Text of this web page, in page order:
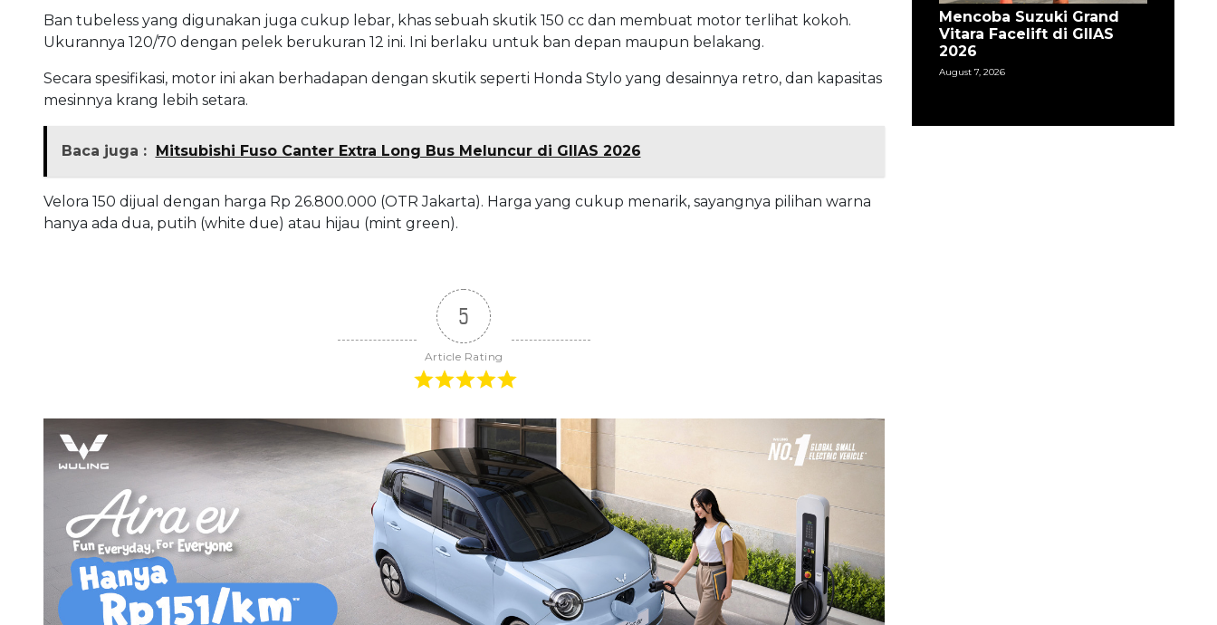
Ban tubeless yang digunakan juga cukup lebar, khas sebuah skutik 150 cc dan membuat motor terlihat kokoh.
Ukurannya 120/70 dengan pelek berukuran 12 ini. Ini berlaku untuk ban depan maupun belakang.
Secara spesifikasi, motor ini akan berhadapan dengan skutik seperti Honda Stylo yang desainnya retro, dan kapasitas
mesinnya krang lebih setara.
Baca juga : Mitsubishi Fuso Canter Extra Long Bus Meluncur di GIIAS 2026
Velora 150 dijual dengan harga Rp 26.800.000 (OTR Jakarta). Harga yang cukup menarik, sayangnya pilihan warna
hanya ada dua, putih (white due) atau hijau (mint green).
5
Article Rating
Mencoba Suzuki Grand
Vitara Facelift di GIIAS
2026
August 7, 2026